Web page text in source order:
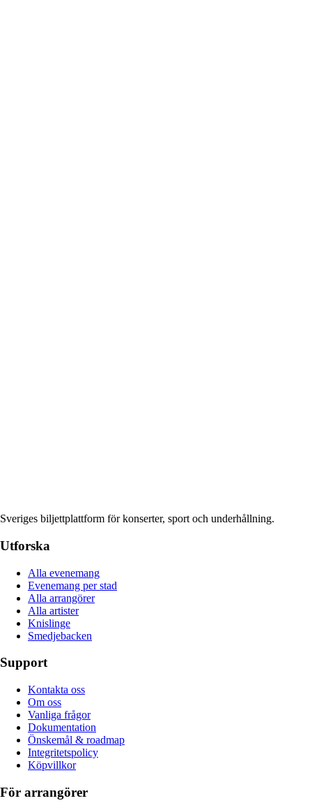
Sveriges biljettplattform för konserter, sport och underhållning.
Utforska
Alla evenemang
Evenemang per stad
Alla arrangörer
Alla artister
Knislinge
Smedjebacken
Support
Kontakta oss
Om oss
Vanliga frågor
Dokumentation
Önskemål & roadmap
Integritetspolicy
Köpvillkor
För arrangörer